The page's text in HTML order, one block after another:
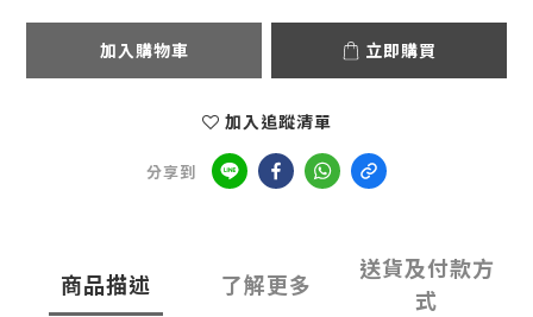
加入購物車 立即購買
加入追蹤清單
分享到
商品描述 了解更多
送貨及付款方
式